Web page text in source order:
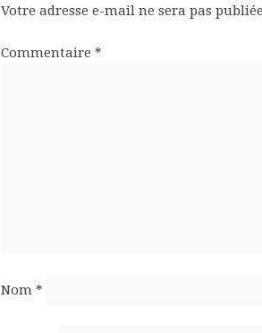
Votre adresse e-mail ne sera pas
Commentaire *
Nom *